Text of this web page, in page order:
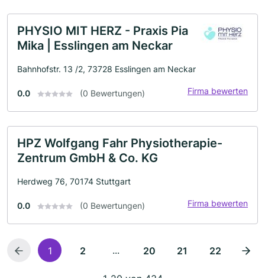
PHYSIO MIT HERZ - Praxis Pia
Mika | Esslingen am Neckar
Bahnhofstr. 13 /2, 73728 Esslingen am Neckar
0.0 (0 Bewertungen) Firma bewerten
HPZ Wolfgang Fahr Physiotherapie-
Zentrum GmbH & Co. KG
Herdweg 76, 70174 Stuttgart
0.0 (0 Bewertungen) Firma bewerten
1 2 ... 20 21 22